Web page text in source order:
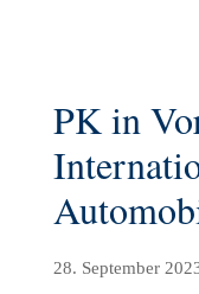
PK in
28. September